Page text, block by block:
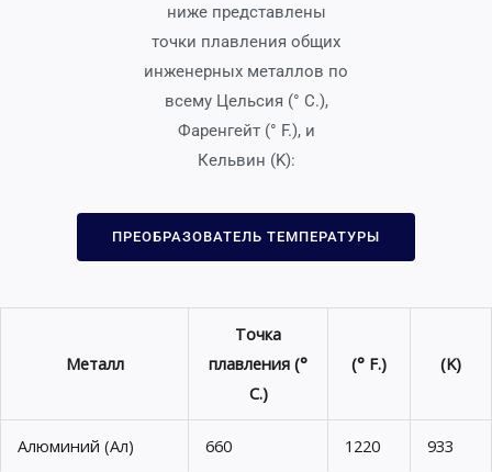
ниже представлены
точки плавления общих
инженерных металлов по
всему Цельсия (° C.),
Фаренгейт (° F.), и
Кельвин (K):
ПРЕОБРАЗОВАТЕЛЬ ТЕМПЕРАТУРЫ
Металл
Точка
плавления (°
C.)
(° F.) (K)
Алюминий (Ал) 660 1220 933